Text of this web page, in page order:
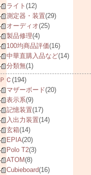
ライト (12)
測定器・装置(29)
オーディオ(25)
製品修理(4)
100均商品評価(16)
中華直購入品など(14)
分類無(1)
ＰＣ (194)
マザーボード(20)
表示系(9)
記憶装置(17)
入出力装置(14)
玄箱(14)
EPIA(20)
Polo T2(3)
ATOM(8)
Cubieboard(16)